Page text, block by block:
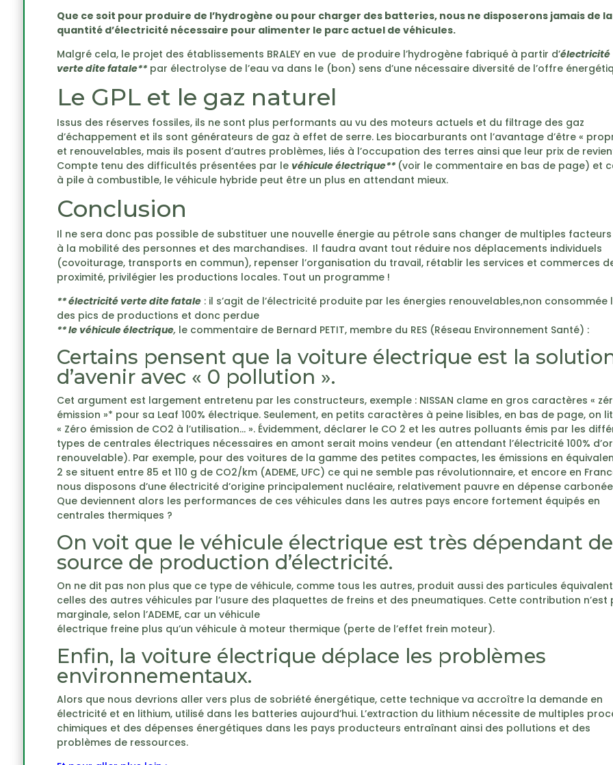
Que ce soit pour produire de l’hydrogène ou pour charger des batteries, nous ne disposerons jamais de la
quantité d’électricité nécessaire pour alimenter le parc actuel de véhicules.
Malgré cela, le projet des établissements BRALEY en vue de produire l’hydrogène fabriqué à partir d’électricité
verte dite fatale**par électrolyse de l’eau va dans le (bon) sens d’une nécessaire diversité de l’offre
Le GPL et le gaz naturel
Issus des réserves fossiles, ils ne sont plus performants au vu des moteurs actuels et du filtrage des gaz
d’échappement et ils sont générateurs de gaz à effet de serre. Les biocarburants ont l’avantage d’être «
et renouvelables, mais ils posent d’autres problèmes, liés à l’occupation des terres ainsi que leur prix de
Compte tenu des difficultés présentées par le véhicule électrique** (voir le commentaire en bas de page) et
à pile à combustible, le véhicule hybride peut être un plus en attendant mieux.
Conclusion
Il ne sera donc pas possible de substituer une nouvelle énergie au pétrole sans changer de multiples facteurs
à la mobilité des personnes et des marchandises. Il faudra avant tout réduire nos déplacements individuels
(covoiturage, transports en commun), repenser l’organisation du travail, rétablir les services et commerces
proximité, privilégier les productions locales. Tout un programme !
** électricité verte dite fatale: il s’agit de l’électricité produite par les énergies renouvelables,non consommée
des pics de productions et donc perdue
** le véhicule électrique,le commentaire de Bernard PETIT, membre du RES (Réseau Environnement Santé) :
Certains pensent que la voiture électrique est la
d’avenir avec « 0 pollution ».
Cet argument est largement entretenu par les constructeurs, exemple : NISSAN clame en gros caractères «
émission »* pour sa Leaf 100% électrique. Seulement, en petits caractères à peine lisibles, en bas de page, on
« Zéro émission de CO2 à l’utilisation… ». Évidemment, déclarer le CO 2 et les autres polluants émis par les
types de centrales électriques nécessaires en amont serait moins vendeur (en attendant l’électricité 100%
renouvelable). Par exemple, pour des voitures de la gamme des petites compactes, les émissions en
2 se situent entre 85 et 110 g de CO2/km (ADEME, UFC) ce qui ne semble pas révolutionnaire, et encore en
nous disposons d’une électricité d’origine principalement nucléaire, relativement pauvre en dépense
Que deviennent alors les performances de ces véhicules dans les autres pays encore fortement équipés en
centrales thermiques ?
On voit que le véhicule électrique est très dépendant
source de production d’électricité.
On ne dit pas non plus que ce type de véhicule, comme tous les autres, produit aussi des particules
celles des autres véhicules par l’usure des plaquettes de freins et des pneumatiques. Cette contribution n’est
marginale, selon l’ADEME, car un véhicule
électrique freine plus qu’un véhicule à moteur thermique (perte de l’effet frein moteur).
Enfin, la voiture électrique déplace les problèmes
environnementaux.
Alors que nous devrions aller vers plus de sobriété énergétique, cette technique va accroître la demande en
électricité et en lithium, utilisé dans les batteries aujourd’hui. L’extraction du lithium nécessite de multiples
chimiques et des dépenses énergétiques dans les pays producteurs entraînant ainsi des pollutions et des
problèmes de ressources.